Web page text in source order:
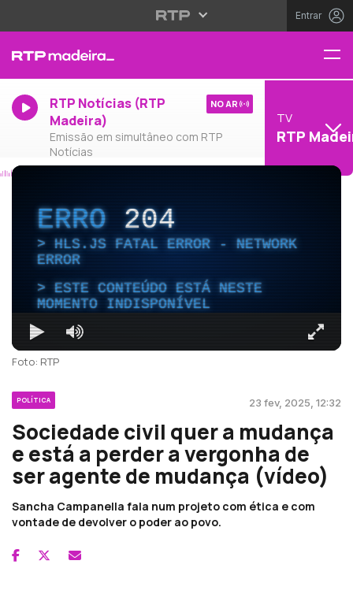
Entrar
RTP Notícias (RTP
Madeira)
Emissão em simultâneo com RTP
Notícias
NO AR
TV
RTP
ERRO204
HLS.JS FATAL ERROR - NETWORK
ERROR
ESTE CONTEÚDO ESTÁ NESTE
MOMENTO INDISPONÍVEL
Foto: RTP
POLÍTICA 23 fev, 2025, 12:32
Sociedade civil quer a mudança
e está a perder a vergonha de
ser agente de mudança (vídeo)
Sancha Campanella fala num projeto com ética e com
vontade de devolver o poder ao povo.